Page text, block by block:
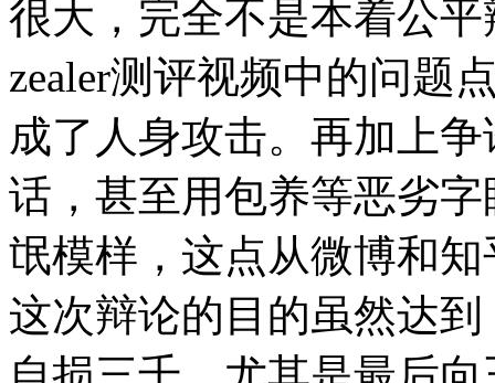
很大，完全不是本着公
zealer测评视频中的问题
成了人身攻击。再加上
话，甚至用包养等恶劣
氓模样，这点从微博和
这次辩论的目的虽然达